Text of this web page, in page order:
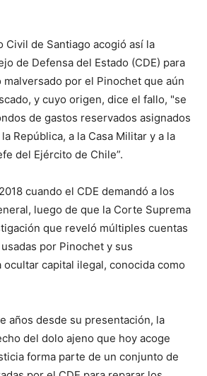
Civil de Santiago acogió así la
de Defensa del Estado (CDE) para
por el Pinochet que aún
y cuyo origen, dice el fallo, "se
de gastos reservados asignados
República, a la Casa Militar y a la
del Ejército de Chile”.
cuando el CDE demandó a los
luego de que la Corte Suprema
que reveló múltiples cuentas
por Pinochet y sus
capital ilegal, conocida como
años desde su presentación, la
del dolo ajeno que hoy acoge
forma parte de un conjunto de